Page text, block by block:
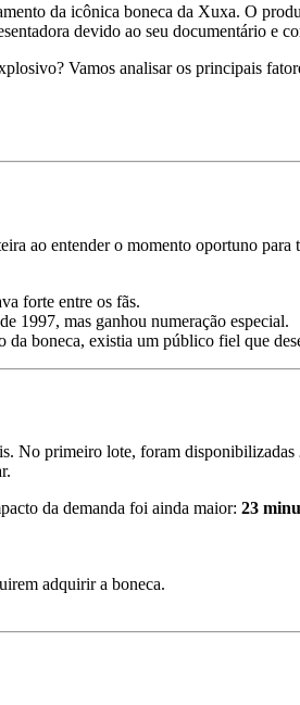
da icônica boneca da Xuxa. O
devido ao seu documentário e
Vamos analisar os principais
ao entender o momento oportuno
forte entre os fãs.
1997, mas ganhou numeração especial.
boneca, existia um público fiel que
No primeiro lote, foram disponibilizadas
da demanda foi ainda maior: 23
adquirir a boneca.